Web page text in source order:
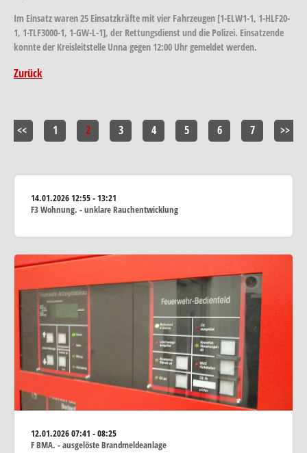
Im Einsatz waren 25 Einsatzkräfte mit vier Fahrzeugen [1-ELW1-1, 1-HLF20-
1, 1-TLF3000-1, 1-GW-L-1], der Rettungsdienst und die Polizei. Einsatzende
konnte der Kreisleitstelle Unna gegen 12:00 Uhr gemeldet werden.
Zurück
<< 1 2 3 4 5 6 7 >>
14.01.202612:55 - 13:21
F3 Wohnung. - unklare Rauchentwicklung
12.01.202607:41 - 08:25
F BMA. - ausgelöste Brandmeldeanlage